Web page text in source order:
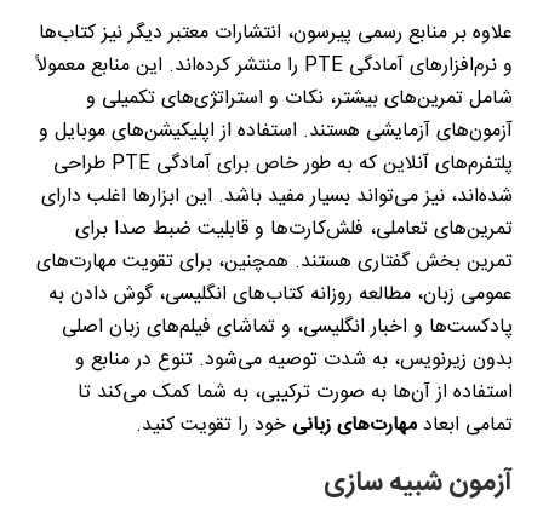
علاوه بر منابع رسمی پیرسون، انتشارات معتبر دیگر نیز کتاب‌ها
و نرم‌افزارهای آمادگی PTE را منتشر کرده‌اند. این منابع معمولاً
شامل تمرین‌های بیشتر، نکات و استراتژی‌های تکمیلی و
آزمون‌های آزمایشی هستند. استفاده از اپلیکیشن‌های موبایل و
پلتفرم‌های آنلاین که به طور خاص برای آمادگی PTE طراحی
شده‌اند، نیز می‌تواند بسیار مفید باشد. این ابزارها اغلب دارای
تمرین‌های تعاملی، فلش‌کارت‌ها و قابلیت ضبط صدا برای
تمرین بخش گفتاری هستند. همچنین، برای تقویت مهارت‌های
عمومی زبان، مطالعه روزانه کتاب‌های انگلیسی، گوش دادن به
پادکست‌ها و اخبار انگلیسی، و تماشای فیلم‌های زبان اصلی
بدون زیرنویس، به شدت توصیه می‌شود. تنوع در منابع و
استفاده از آن‌ها به صورت ترکیبی، به شما کمک می‌کند تا
تمامی ابعادمهارت‌های زبانی خود را تقویت کنید.
آزمون شبیه سازی